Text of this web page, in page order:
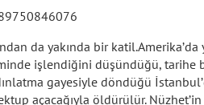
da yakında bir
işlendiğini düşündüğü, tarihe
gayesiyle döndüğü
açacağıyla öldürülür.